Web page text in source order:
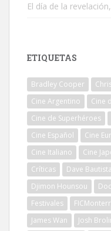
El día de la
ETIQUETAS
Bradley Cooper
Cine Argentino
Cine
Cine de Superhéroes
Cine Español
Cine
Cine Italiano
Cine
Críticas
Dave Bautista
Djimon Hounsou
Festivales
James Wan
Josh